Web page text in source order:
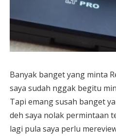
Banyak banget yang minta
saya sudah nggak begitu
Tapi emang susah banget
deh saya nolak permintaan
lagi pula saya perlu